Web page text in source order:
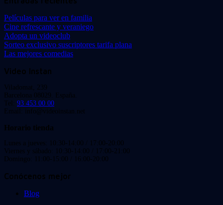
Películas para ver en familia
Cine refrescante y veraniego
Adopta un videoclub
Sorteo exclusivo suscriptores tarifa plana
Las mejores comedias
Video Instan
Viladomat, 239
Barcelona 08029. España.
Tel: 93 453 00 00
Email: info@videoinstan.net
Horario tienda
Lunes a jueves: 10:30-14:00 / 17:00-20:00
Viernes y sábado: 10:30-14:00 / 17:00-21:00
Domingo: 11:00-15:00 / 16:00-20:00
Conócenos mejor
Blog